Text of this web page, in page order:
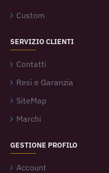
Custom
SERVIZIO CLIENTI
Contatti
Resi e Garanzia
SiteMap
Marchi
GESTIONE PROFILO
Account